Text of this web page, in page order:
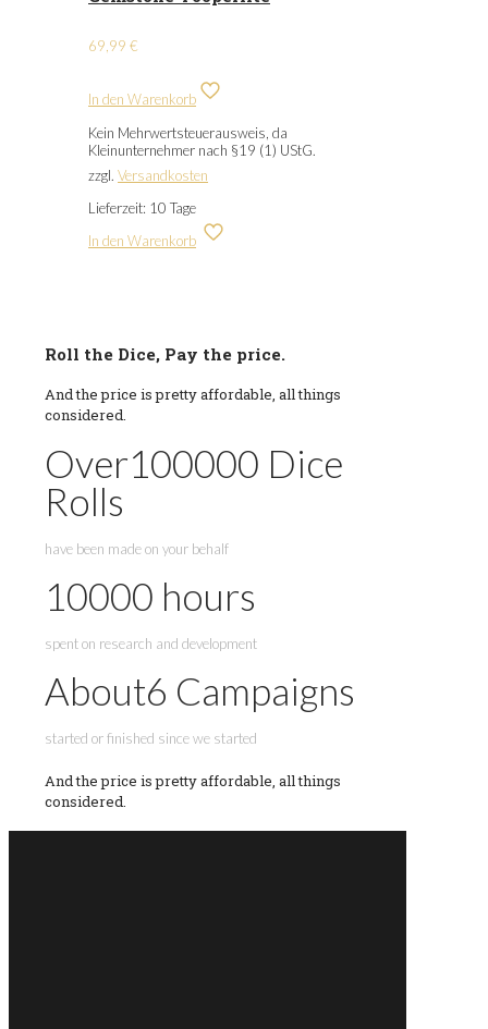
69,99 €
In den Warenkorb
Kein Mehrwertsteuerausweis, da
Kleinunternehmer nach §19 (1) UStG.
zzgl. Versandkosten
Lieferzeit: 10 Tage
In den Warenkorb
Roll the Dice, Pay the price.
And the price is pretty affordable, all things
considered.
Over100000 Dice
Rolls
have been made on your behalf
10000 hours
spent on research and development
About6 Campaigns
started or finished since we started
And the price is pretty affordable, all things
considered.